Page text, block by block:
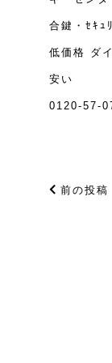
合鍵・ｾｷｭ
低価格 ダ
安い
0120-57-
前の投稿